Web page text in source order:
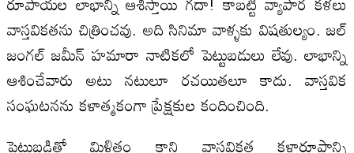
వాస్తవికతను చిత్రించవు. అది సినిమా వాళ్ళకు విషతుల్యం. జల్‌
జంగల్‌ జమీన్‌ హమారా నాటికలో పెట్టుబడులు లేవు. లాభాన్ని
ఆశించేవారు అటు నటులూ రచయితలూ కాదు. వాస్తవిక
సంఘటనను కళాత్మకంగా ప్రేక్షకుల కందించింది.
పెట్టుబడితో మిళితం కాని వాస్తవికత కళారూపాన్ని